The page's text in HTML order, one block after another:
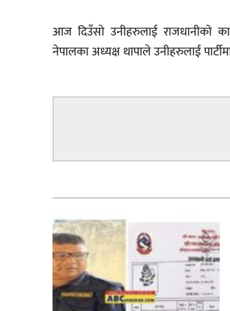
आज दिउँसो उनीहरुलाई राजधानीको
नेपालका अध्यक्ष थापाले उनीहरुलाई